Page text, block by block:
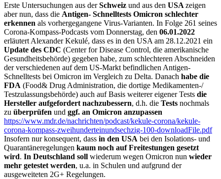
Erste Untersuchungen aus derSchweiz und aus den USA zeigen
aber nun, dass die Antigen- Schnelltests Omicron schlechter
erkennen als vorhergegangene Virus-Varianten. In Folge 261 seines
Corona-Kompass-Podcasts vom Donnerstag, den 06.01.2022
erläutert Alexander Kekulé, dass es in den USA am 28.12.2021 ein
Update des CDC (Center for Disease Control, die amerikanische
Gesundheitsbehörde) gegeben habe, zum schlechteren Abschneiden
der verschiedenen auf dem US-Markt befindlichen Antigen-
Schnelltests bei Omicron im Vergleich zu Delta. Danach habe die
FDA (Food& Drug Administration, die dortige Medikamenten-/
Testzulassungsbehörde) auch auf Basis weiterer eigener Tests die
Hersteller aufgefordert nachzubessern, d.h. die Tests nochmals
zu überprüfen und ggf. an Omicron anzupassen
https://www.mdr.de/nachrichten/podcast/kekule-corona/kekule-
corona-kompass-zweihunderteinundsechzig-100-downloadFile.pdf
Insofern nur konsequent, dass in den USA bei den Isolations- und
Quarantäneregelungen kaum noch auf Freitestungen gesetzt
wird. In Deutschland soll wiederum wegen Omicron nun wieder
mehr getestet werden, u.a. in Schulen und aufgrund der
ausgeweiteten 2G+ Regelungen.